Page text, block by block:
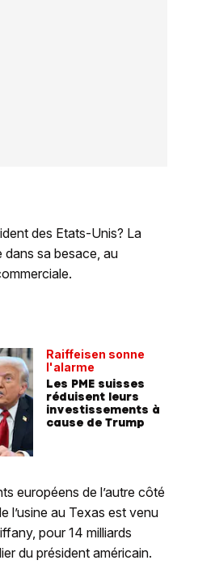
des Etats-Unis? La
dans sa besace, au
Raiffeisen sonne
l'alarme
Les PME suisses
réduisent leurs
investissements à
cause de Trump
européens de l’autre côté
l’usine au Texas est venu
pour 14 milliards
du président américain.